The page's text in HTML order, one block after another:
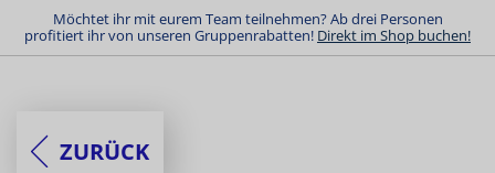
Möchtet ihr mit eurem Team teilnehmen? Ab drei Personen
profitiert ihr von unseren Gruppenrabatten! Direkt im Shop buchen!
ZURÜCK